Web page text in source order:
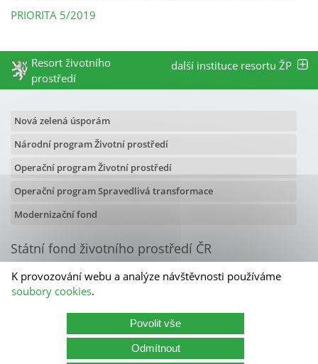
PRIORITA 5/2019
Resort životního
prostředí
další instituce resortu ŽP
Nová zelená úsporám
Národní program Životní prostředí
Operační program Životní prostředí
Operační program Spravedlivá transformace
Modernizační fond
Státní fond životního prostředí ČR
Olbrachtova 2006/9
140 00 Praha 4
Kontakty
Státní fond životního prostředí ČR
K provozování webu a analýze návštěvnosti používáme
soubory cookies.
Povolit vše
Odmítnout